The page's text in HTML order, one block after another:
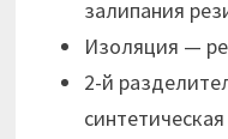
залипания
Изоляция —
2-й